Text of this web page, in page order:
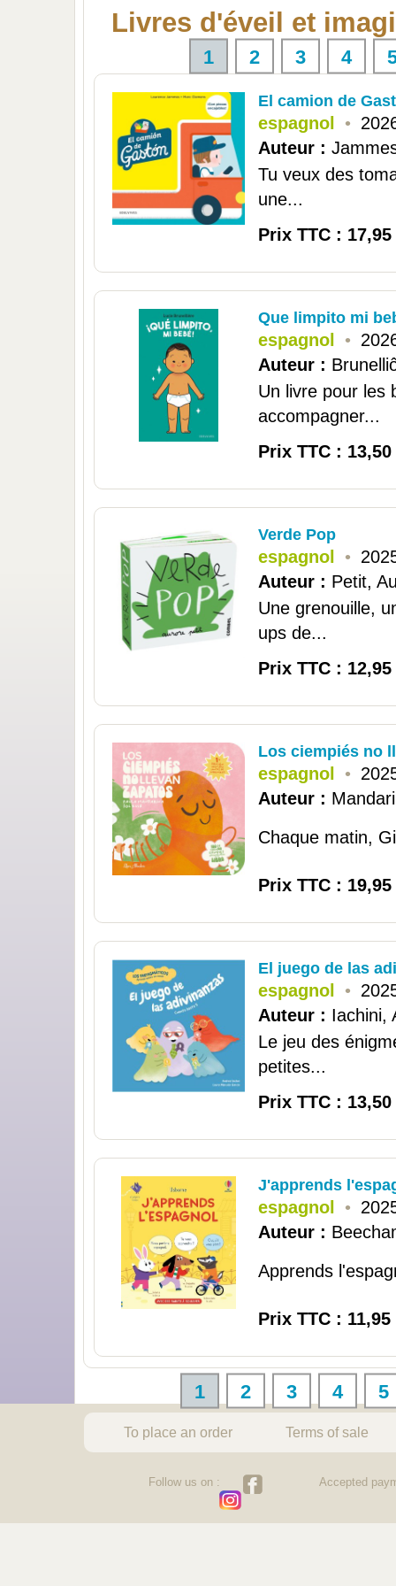
Livres d'éveil et
1 2 3 4
El camion de
espagnol •
Auteur :
Tu veux des
une...
Prix TTC : 17,95
Que limpito mi
espagnol •
Auteur :
Un livre pour les
accompagner...
Prix TTC : 13,50
Verde Pop
espagnol •
Auteur : Petit,
Une grenouille,
ups de...
Prix TTC : 12,95
Los ciempiés no
espagnol •
Auteur :
Chaque matin,
Prix TTC : 19,95
El juego de las
espagnol •
Auteur : Iachini,
Le jeu des
petites...
Prix TTC : 13,50
J'apprends
espagnol •
Auteur :
Apprends
Prix TTC : 11,95
1 2 3 4 5
To place an order Terms of sale
Follow us on : Accepted